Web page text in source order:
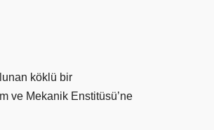
köklü bir
ve Mekanik Enstitüsü’ne